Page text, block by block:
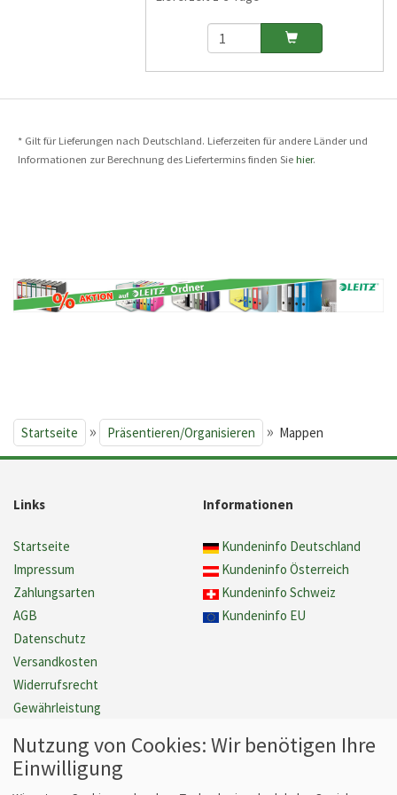
* Gilt für Lieferungen nach Deutschland. Lieferzeiten für andere Länder und
Informationen zur Berechnung des Liefertermins finden Siehier.
Startseite » Präsentieren/Organisieren » Mappen
Links
Startseite
Impressum
Zahlungsarten
AGB
Datenschutz
Versandkosten
Widerrufsrecht
Gewährleistung
Cookie Einstellungen verwalten
Vertrag widerrufen
Informationen
Kundeninfo Deutschland
Kundeninfo Österreich
Kundeninfo Schweiz
Kundeninfo EU
Nutzung von Cookies: Wir benötigen Ihre
Einwilligung